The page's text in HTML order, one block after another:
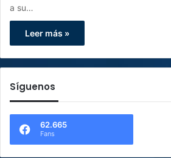
a su…
Leer más »
Síguenos
62.665
Fans